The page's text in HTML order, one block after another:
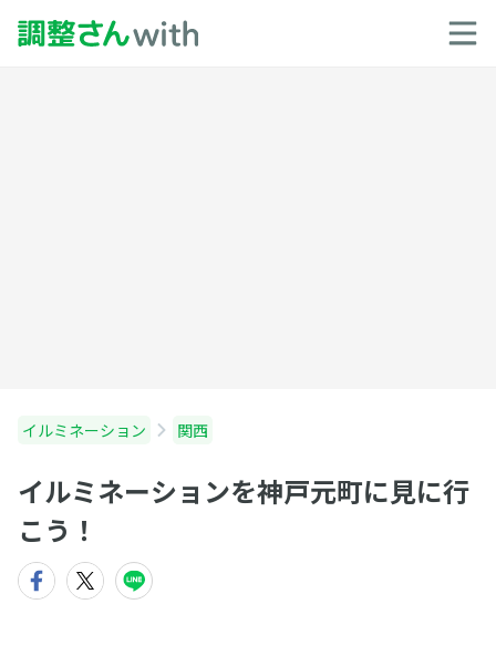
イルミネーション 関西
イルミネーションを神戸元町に見に行
こう！